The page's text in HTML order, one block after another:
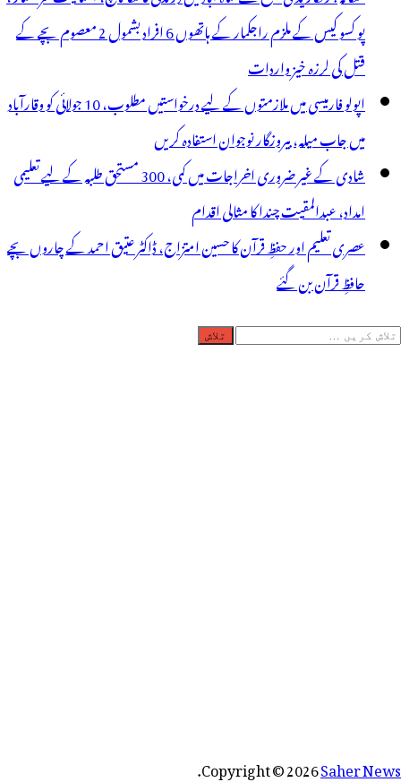
پو کسو کیس کے ملزم راجکمار کے ہاتھوں 6 افراد بشمول 2 معصوم بچے کے
قتل کی لرزہ خیز واردات
اپولو فارمیسی میں ملازمتوں کے لیے درخواستیں مطلوب، 10 جولائی کو وقارآباد
میں جاب میلہ، بیروزگار نوجوان استفادہ کریں
شادی کے غیر ضروری اخراجات میں کمی، 300 مستحق طلبہ کے لیے تعلیمی
امداد، عبدالمقیت چندا کا مثالی اقدام
عصری تعلیم اور حفظِ قرآن کا حسین امتزاج، ڈاکٹر عتیق احمد کے چاروں بچے
حافظِ قرآن بن گئے
تلاش
Copyright © 2026Saher News
.